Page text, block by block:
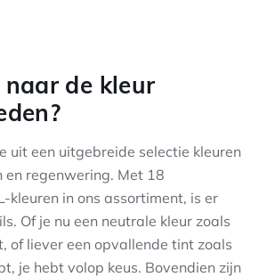
de kleur
uit een uitgebreide selectie kleuren
en regenwering. Met 18
kleuren in ons assortiment, is er
Of je nu een neutrale kleur zoals
of liever een opvallende tint zoals
je hebt volop keus. Bovendien zijn